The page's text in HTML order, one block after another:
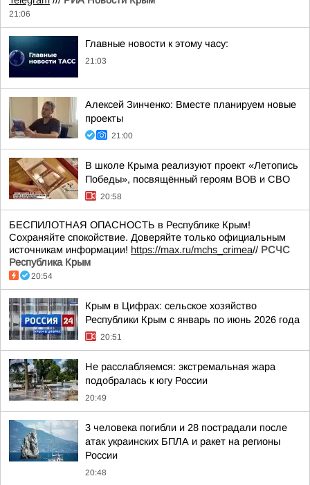
21:06
Главные новости к этому часу:
21:03
Алексей Зинченко: Вместе планируем новые
проекты
21:00
В школе Крыма реализуют проект «Летопись
Победы», посвящённый героям ВОВ и СВО
20:58
БЕСПИЛОТНАЯ ОПАСНОСТЬ в Республике Крым!
Сохраняйте спокойствие. Доверяйте только официальным
источникам информации! https://max.ru/mchs_crimea// РСЧС
Республика Крым
20:54
Крым в Цифрах: сельское хозяйство
Республики Крым с январь по июнь 2026 года
20:51
Не расслабляемся: экстремальная жара
подобралась к югу России
20:49
3 человека погибли и 28 пострадали после
атак украинских БПЛА и ракет на регионы
России
20:48